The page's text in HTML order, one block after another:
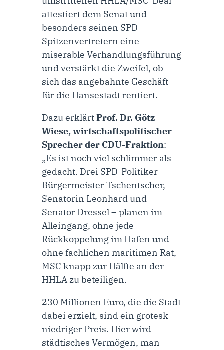
attestiert dem Senat und
besonders seinen SPD-
Spitzenvertretern eine
miserable Verhandlungsführung
und verstärkt die Zweifel, ob
sich das angebahnte Geschäft
für die Hansestadt rentiert.
Dazu erklärtProf. Dr. Götz
Wiese, wirtschaftspolitischer
Sprecher der CDU-Fraktion:
„Es ist noch viel schlimmer als
gedacht. Drei SPD-Politiker –
Bürgermeister Tschentscher,
Senatorin Leonhard und
Senator Dressel – planen im
Alleingang, ohne jede
Rückkoppelung im Hafen und
ohne fachlichen maritimen Rat,
MSC knapp zur Hälfte an der
HHLA zu beteiligen.
230 Millionen Euro, die die Stadt
dabei erzielt, sind ein grotesk
niedriger Preis. Hier wird
städtisches Vermögen, man